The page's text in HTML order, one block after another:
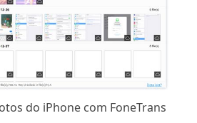
do iPhone com FoneTrans